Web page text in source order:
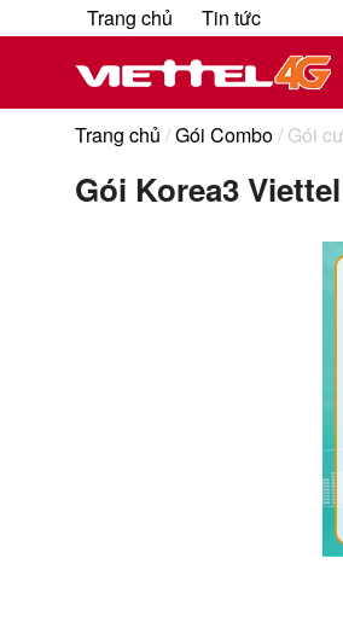
Trang chủ Tin tức
Trang chủ /Gói Combo/ Gói
Gói Korea3